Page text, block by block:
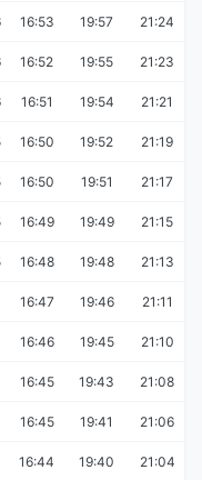
16:53 19:57 21:24
16:52 19:55 21:23
16:51 19:54 21:21
16:50 19:52 21:19
16:50 19:51 21:17
16:49 19:49 21:15
16:48 19:48 21:13
16:47 19:46 21:11
16:46 19:45 21:10
16:45 19:43 21:08
16:45 19:41 21:06
16:44 19:40 21:04